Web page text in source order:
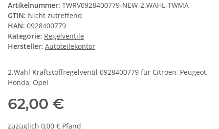
Artikelnummer: TWRV0928400779-NEW-2.WAHL-TWMA
GTIN: Nicht zutreffend
HAN: 0928400779
Kategorie: Regelventile
Hersteller: Autoteilekontor
2.Wahl Kraftstoffregelventil 0928400779 für Citroen, Peugeot,
Honda, Opel
62,00 €
zuzüglich 0,00 € Pfand